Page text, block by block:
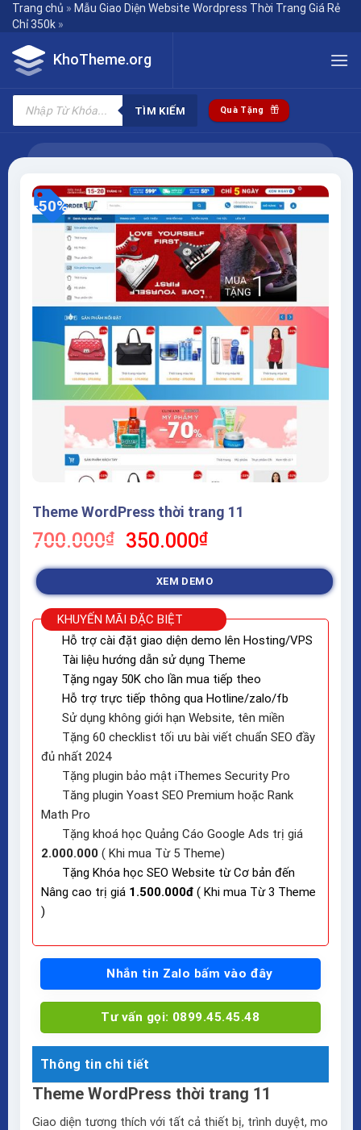
Skip
content
Trang chủ » Mẫu Giao Diện Website Wordpress Thời Trang Giá Rẻ
Chỉ 350k »
KhoTheme.org
Tìm
kiếm
phẩm
TÌM KIẾM Quà Tặng
-50%
Theme WordPress thời trang 11
700.000₫
Giá
700.000₫.
350.000₫Giá
tại
là:
350.000₫.
XEM DEMO
KHUYẾN MÃI ĐẶC BIỆT
Hỗ trợ cài đặt giao diện demo lên Hosting/VPS
Tài liệu hướng dẫn sử dụng Theme
Tặng ngay 50K cho lần mua tiếp theo
Hỗ trợ trực tiếp thông qua Hotline/zalo/fb
Sử dụng không giới hạn Website, tên miền
Tặng 60 checklist tối ưu bài viết chuẩn SEO đầy
đủ nhất 2024
Tặng plugin bảo mật iThemes Security Pro
Tăng plugin Yoast SEO Premium hoặc Rank
Math Pro
Tặng khoá học Quảng Cáo Google Ads trị giá
2.000.000 ( Khi mua Từ 5 Theme)
Tặng Khóa học SEO Website từ Cơ bản đến
Nâng cao trị giá 1.500.000đ ( Khi mua Từ 3 Theme
)
Nhắn tin Zalo bấm vào đây
Tư vấn gọi: 0899.45.45.48
Thông tin chi tiết
Theme WordPress thời trang 11
Giao diện tương thích với tất cả thiết bị, trình duyệt, mo